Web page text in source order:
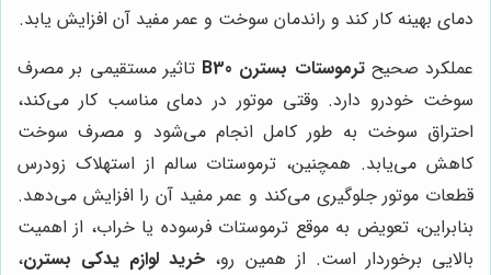
دمای بهینه کار کند و راندمان سوخت و عمر مفید آن افزایش یابد.
عملکرد صحیحترموستات بسترن B30
تاثیر مستقیمی بر مصرف
سوخت خودرو دارد. وقتی موتور در دمای مناسب کار می‌کند،
احتراق سوخت به طور کامل انجام می‌شود و مصرف سوخت
کاهش می‌یابد. همچنین، ترموستات سالم از استهلاک زودرس
قطعات موتور جلوگیری می‌کند و عمر مفید آن را افزایش می‌دهد.
بنابراین، تعویض به موقع ترموستات فرسوده یا خراب، از اهمیت
بالایی برخوردار است. از همین رو، خرید لوازم یدکی بسترن،